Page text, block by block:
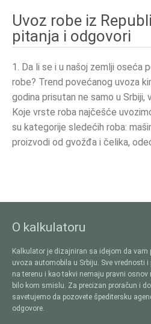
Uvoz robe iz
pitanja i odgovori
1. Da li se i u našoj zemlji oseća
robe? Trend povećanog uvoza
godina prisutan ne samo u Srbiji,
Koje vrste roba najčešće
su kategorije sledećih roba:
proizvodi od gvožđa i čelika,
O kalkulatoru
Kalkulator je dizajniran sa idejom da
uvoza automobila u Srbiju. Sve vrednosti
na terenu i kao takvi nemaju pravni
bilo kom smislu. Za precizan proračun i
savetujemo da pozovete špeditersku
odgovore.